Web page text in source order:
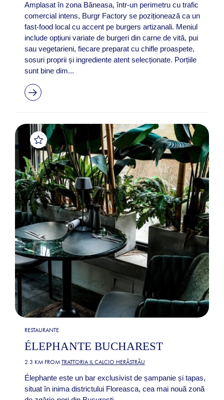
Amplasat în zona Băneasa, într-un perimetru cu trafic
comercial intens, Burgr Factory se poziționează ca un
fast-food local cu accent pe burgers artizanali. Meniul
include opțiuni variate de burgeri din carne de vită, pui
sau vegetarieni, fiecare preparat cu chifle proaspete,
sosuri proprii și ingrediente atent selecționate. Porțiile
sunt bine dim...
RESTAURANTE
ÉLEPHANTE BUCHAREST
2.3 KM FROM TRATTORIA IL CALCIO HERĂSTRĂU
Élephante este un bar exclusivist de șampanie și tapas,
situat în inima districtului Floreasca, cea mai nouă zonă